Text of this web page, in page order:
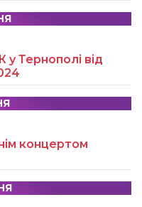
у Тернополі від
концертом